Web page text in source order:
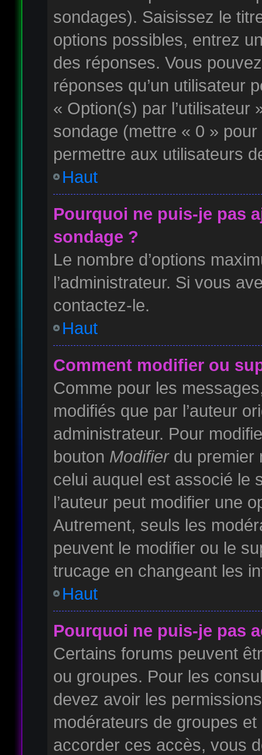
sondages). Saisissez le
options possibles, entrez
des réponses. Vous
réponses qu’un utilisateur
« Option(s) par l’utilisateur
sondage (mettre « 0 »
permettre aux utilisateurs
Haut
Pourquoi ne puis-je pas
sondage ?
Le nombre d’options
l’administrateur. Si vous
contactez-le.
Haut
Comment modifier ou
Comme pour les
modifiés que par l’auteur
administrateur. Pour
bouton Modifierdu premier
celui auquel est associé le
l’auteur peut modifier une
Autrement, seuls les
peuvent le modifier ou le
trucage en changeant les
Haut
Pourquoi ne puis-je pas
Certains forums peuvent
ou groupes. Pour les
devez avoir les
modérateurs de groupes
accorder ces accès, vous